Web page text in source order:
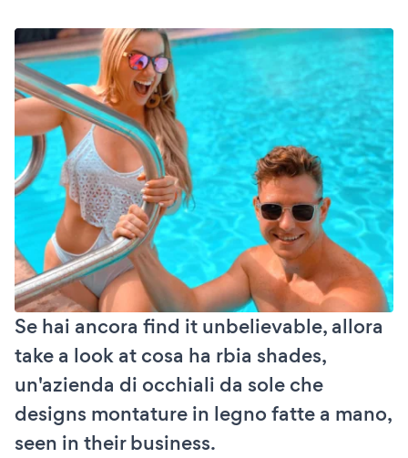
Se hai ancora find it unbelievable, allora
take a look at cosa ha rbia shades,
un'azienda di occhiali da sole che
designs montature in legno fatte a mano,
seen in their business.